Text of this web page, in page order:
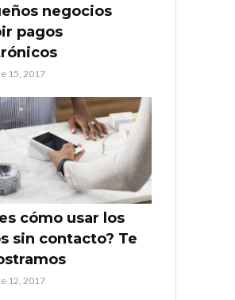
negocios
pagos
15, 2017
cómo usar los
sin contacto? Te
12, 2017